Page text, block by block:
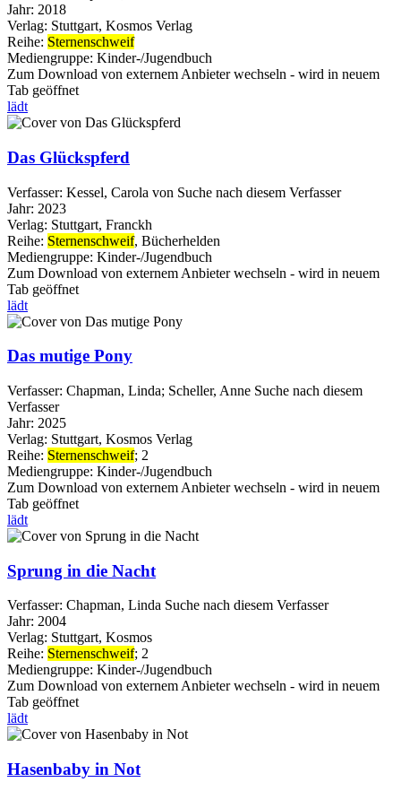
Jahr: 2018
Verlag: Stuttgart, Kosmos Verlag
Reihe: Sternenschweif
Mediengruppe: Kinder-/Jugendbuch
Zum Download von externem Anbieter wechseln - wird in neuem
Tab geöffnet
lädt
Das Glückspferd
Verfasser: Kessel, Carola von Suche nach diesem Verfasser
Jahr: 2023
Verlag: Stuttgart, Franckh
Reihe: Sternenschweif, Bücherhelden
Mediengruppe: Kinder-/Jugendbuch
Zum Download von externem Anbieter wechseln - wird in neuem
Tab geöffnet
lädt
Das mutige Pony
Verfasser: Chapman, Linda; Scheller, Anne Suche nach diesem
Verfasser
Jahr: 2025
Verlag: Stuttgart, Kosmos Verlag
Reihe: Sternenschweif; 2
Mediengruppe: Kinder-/Jugendbuch
Zum Download von externem Anbieter wechseln - wird in neuem
Tab geöffnet
lädt
Sprung in die Nacht
Verfasser: Chapman, Linda Suche nach diesem Verfasser
Jahr: 2004
Verlag: Stuttgart, Kosmos
Reihe: Sternenschweif; 2
Mediengruppe: Kinder-/Jugendbuch
Zum Download von externem Anbieter wechseln - wird in neuem
Tab geöffnet
lädt
Hasenbaby in Not